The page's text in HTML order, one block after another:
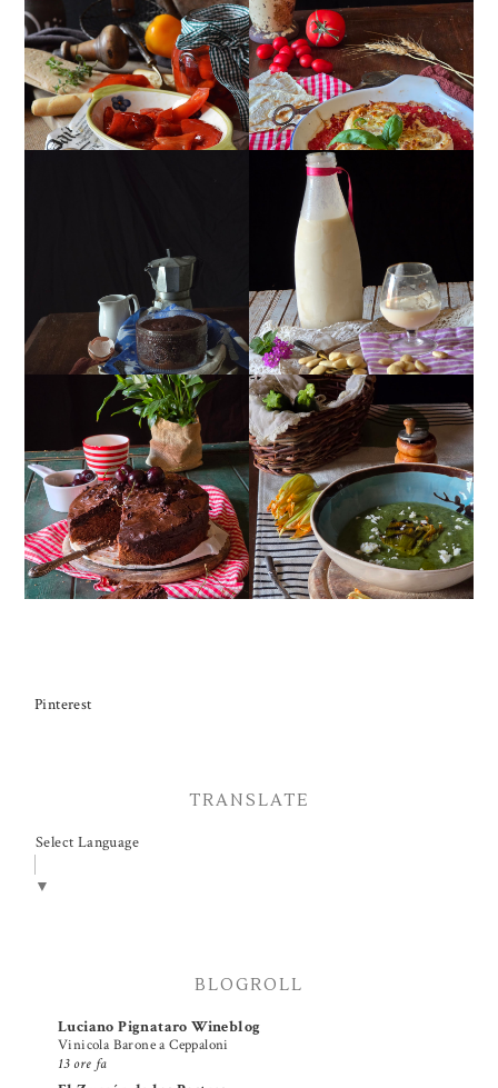
PEPERONI ALLA
PIEMONTESE
GIRANDOLE DI
RICOTTA
MUG CAKE AL
CIOCCOLATO
MANDORLITO
TORTA DOPPIO
CIOCCOLATO E
CILIEGIE
CREMA ESTIVA DI
ZUCCHINE CON FIORI E
FETA
Pinterest
TRANSLATE
Select Language
▼
BLOGROLL
Luciano Pignataro Wineblog
Vinicola Barone a Ceppaloni
13 ore fa